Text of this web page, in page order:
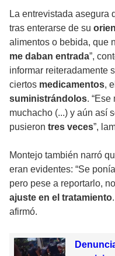
La entrevistada asegura
tras enterarse de su
alimentos o bebida, que
me daban entrada”,
informar reiteradamente
ciertos medicamentos,
suministrándolos.
muchacho (...) y aún así
pusieron tres veces”,
Montejo también narró
eran evidentes: “Se
pero pese a reportarlo,
ajuste en el tratamiento
afirmó.